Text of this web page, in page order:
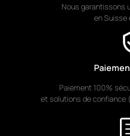
At
of
set
a
Nous garantissons
en Suisse
Paiement 100%
et solutions de confiance